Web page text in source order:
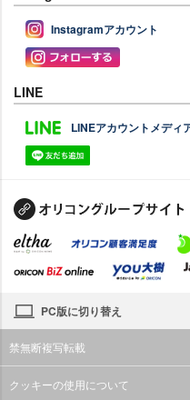
Instagramアカウント
LINE
LINEアカウントメディ
PC版に切り替え
禁無断複写転載
クッキーの使用について